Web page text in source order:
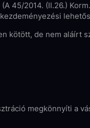
45/2014. (II.26.)
kötött, de nem aláírt
megkönnyíti a